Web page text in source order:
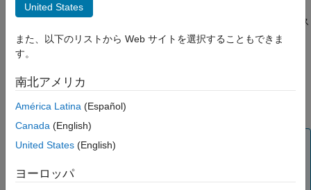
タマイズ
コード生成のコンフィギュレーション セット
関数の宣言で extern キーワードを保持する
説明
依存関係
推奨設定
プログラムでの使用
バージョン履歴
このページをすべて展開する
[コード生成] / [コード ス
タイル]
関数宣言のexternキーワードを生成コードに含めるかどうかを
指定します。
メモ
ローバルまたはスコープありのルートレベルの Simulink
United States
また、以下のリストから Web サイトを選択することもできま
す。
南北アメリカ
América Latina (Español)
Canada (English)
United States (English)
ヨーロッパ